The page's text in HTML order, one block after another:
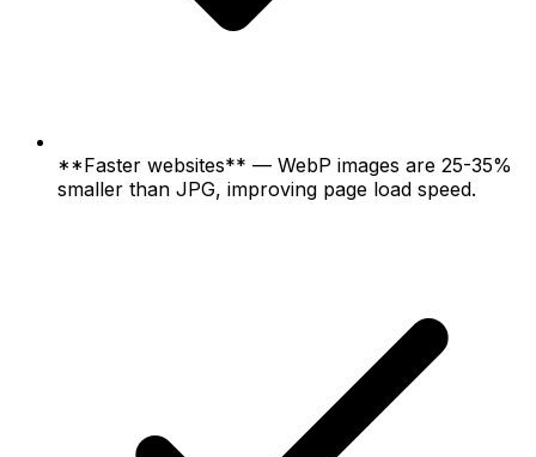
**Faster websites** — WebP images are 25-35%
smaller than JPG, improving page load speed.